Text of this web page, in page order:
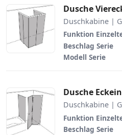
Dusche
Duschkabine |
Funktion
Beschlag Serie
Modell Serie
Dusche
Duschkabine |
Funktion
Beschlag Serie